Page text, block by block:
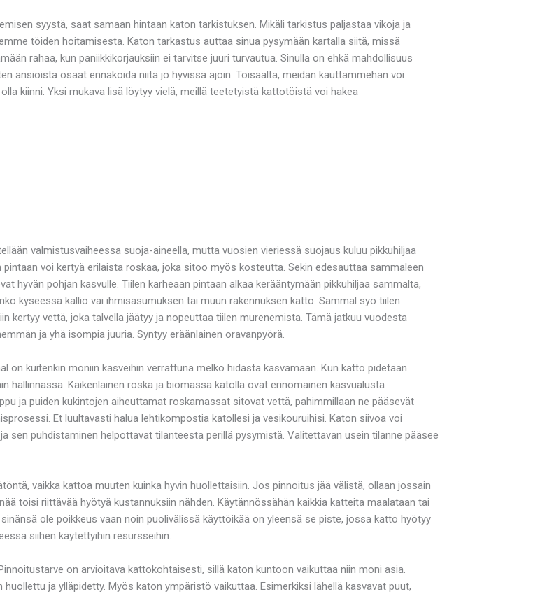
syystä, saat samaan hintaan katon tarkistuksen. Mikäli tarkistus paljastaa vikoja ja
töiden hoitamisesta. Katon tarkastus auttaa sinua pysymään kartalla siitä, missä
rahaa, kun paniikkikorjauksiin ei tarvitse juuri turvautua. Sinulla on ehkä mahdollisuus
ansioista osaat ennakoida niitä jo hyvissä ajoin. Toisaalta, meidän kauttammehan voi
kiinni. Yksi mukava lisä löytyy vielä, meillä teetetyistä kattotöistä voi hakea
valmistusvaiheessa suoja-aineella, mutta vuosien vieriessä suojaus kuluu pikkuhiljaa
voi kertyä erilaista roskaa, joka sitoo myös kosteutta. Sekin edesauttaa sammaleen
pohjan kasvulle. Tiilen karheaan pintaan alkaa kerääntymään pikkuhiljaa sammalta,
kyseessä kallio vai ihmisasumuksen tai muun rakennuksen katto. Sammal syö tiilen
kertyy vettä, joka talvella jäätyy ja nopeuttaa tiilen murenemista. Tämä jatkuu vuodesta
ja yhä isompia juuria. Syntyy eräänlainen oravanpyörä.
kuitenkin moniin kasveihin verrattuna melko hidasta kasvamaan. Kun katto pidetään
hallinnassa. Kaikenlainen roska ja biomassa katolla ovat erinomainen kasvualusta
ja puiden kukintojen aiheuttamat roskamassat sitovat vettä, pahimmillaan ne pääsevät
Et luultavasti halua lehtikompostia katollesi ja vesikouruihisi. Katon siivoa voi
sen puhdistaminen helpottavat tilanteesta perillä pysymistä. Valitettavan usein tilanne pääsee
vaikka kattoa muuten kuinka hyvin huollettaisiin. Jos pinnoitus jää välistä, ollaan jossain
toisi riittävää hyötyä kustannuksiin nähden. Käytännössähän kaikkia katteita maalataan tai
ole poikkeus vaan noin puolivälissä käyttöikää on yleensä se piste, jossa katto hyötyy
siihen käytettyihin resursseihin.
on arvioitava kattokohtaisesti, sillä katon kuntoon vaikuttaa niin moni asia.
ja ylläpidetty. Myös katon ympäristö vaikuttaa. Esimerkiksi lähellä kasvavat puut,